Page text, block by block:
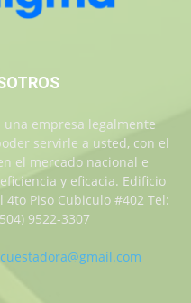
una empresa legalmente
servirle a usted, con el
el mercado nacional e
y eficacia. Edificio
4to Piso Cubiculo #402 Tel:
9522-3307